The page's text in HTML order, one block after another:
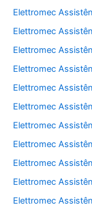
Elettromec
Elettromec
Elettromec
Elettromec
Elettromec
Elettromec
Elettromec
Elettromec
Elettromec
Elettromec
Elettromec